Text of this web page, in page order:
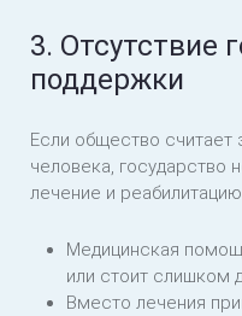
3. Отсутствие
поддержки
Если общество считает
человека, государство
лечение и
Медицинская
или стоит слишком
Вместо лечения